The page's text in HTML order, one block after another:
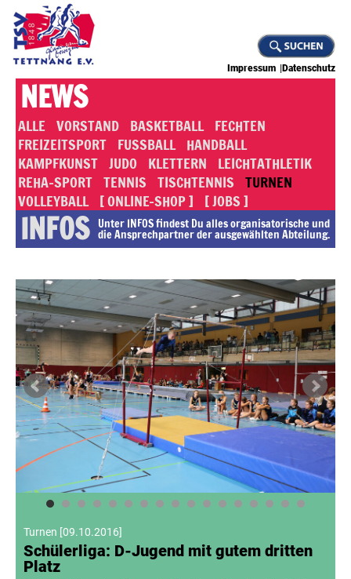
Impressum Datenschutz
NEWS
ALLE VORSTAND BASKETBALL FECHTEN
FREIZEITSPORT FUSSBALL HANDBALL
KAMPFKUNST JUDO KLETTERN
LEICHTATHLETIK
REHA-SPORT TENNIS TISCHTENNIS TURNEN
VOLLEYBALL [ ONLINE-SHOP ] [ JOBS ]
INFOS Unter INFOS findest Du alles or­ga­ni­sa­to­rische und
die An­sprech­part­ner der ausgewählten Abteilung.
Turnen [09.10.2016]
Schülerliga: D-Jugend mit gutem dritten
Platz